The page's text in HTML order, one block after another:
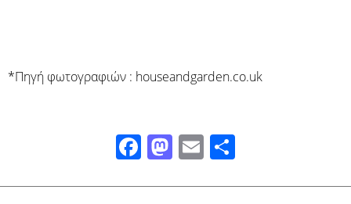
*Πηγή φωτογραφιών : houseandgarden.co.uk
Facebook
Mastodon
Email